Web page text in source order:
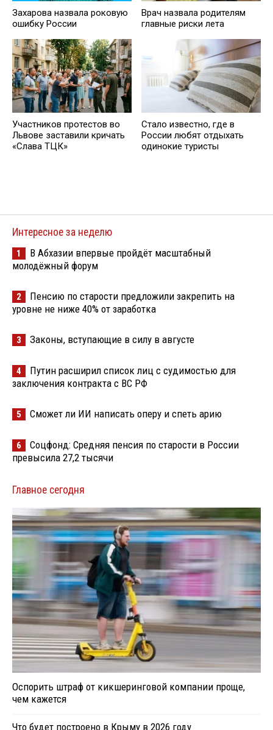
Захарова назвала роковую
ошибку России
Врач назвала родителям
главные риски лета
Участников протестов во
Львове заставили кричать
«Слава ТЦК»
Стало известно, где в
России любят отдыхать
одинокие туристы
Интересное за неделю
1
В Абхазии впервые пройдёт масштабный
молодёжный форум
2
Пенсию по старости предложили закрепить на
уровне не ниже 40% от заработка
3 Законы, вступающие в силу в августе
4
Путин расширил список лиц с судимостью для
заключения контракта с ВС РФ
5 Сможет ли ИИ написать оперу и спеть арию
6
Соцфонд: Средняя пенсия по старости в России
превысила 27,2 тысячи
Главное сегодня
Оспорить штраф от кикшеринговой компании проще,
чем кажется
Что будет построено в Крыму в 2026 году